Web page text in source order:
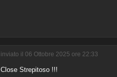
inviato il 06 Ottobre 2025 ore 22:33
Close Strepitoso !!!